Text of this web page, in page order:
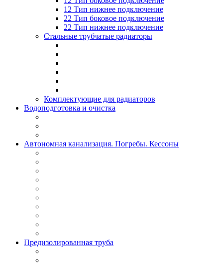
12 Тип нижнее подключение
22 Тип боковое подключение
22 Тип нижнее подключение
Стальные трубчатые радиаторы
Комплектующие для радиаторов
Водоподготовка и очистка
Автономная канализация. Погребы. Кессоны
Предизолированная труба